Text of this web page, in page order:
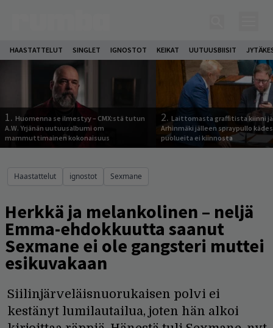
HAASTATTELUT SINGLET IGNOSTOT KEIKAT UUTUUSBIISIT
1. Huomenna se ilmestyy – CMX:stä tutun
A.W. Yrjänän uutuusalbumi om
mammuttimainen kokonaisuus
2. Laittomasta graffitista kiinni
Arhinmäki jälleen spraypullo
puolueita ei kiinnosta
Haastattelut ignostot Sexmane
Herkkä ja melankolinen – neljä
Emma-ehdokkuutta saanut
Sexmane ei ole gangsteri muttei
esikuvakaan
Siilinjärveläisnuorukaisen polvi ei
kestänyt lumilautailua, joten hän alkoi